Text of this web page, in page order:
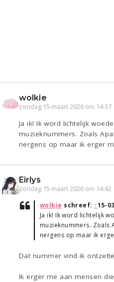
wolkie
zondag 15 maart 2026 om 14:37
Ja ik! Ik word lichtelijk
muzieknummers. Zoals
nergens op maar ik erger
Eirlys
zondag 15 maart 2026 om 14:42
wolkie schreef: ↑15-
Ja ik! Ik word lichtelijk
muzieknummers. Zoals
nergens op maar ik
Dat nummer vind ik
Ik erger me aan mensen